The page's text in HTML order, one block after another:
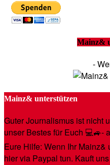
Mainz&
-
Mainz& unterstützen
Guter Journalismus ist nicht
unser Bestes für Euch 💻🚙-
Eure Hilfe: Wenn Ihr
hier via Paypal tun. Kauft